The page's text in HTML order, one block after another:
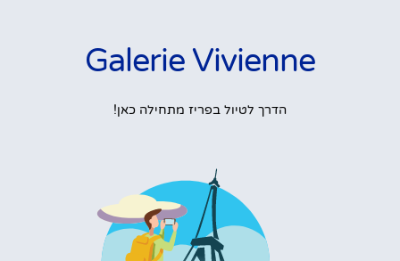
Galerie Vivienne
הדרך לטיול בפריז מתחילה כאן!